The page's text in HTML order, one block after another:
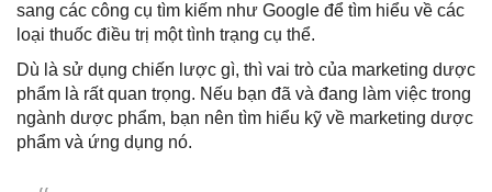
sang các công cụ tìm kiếm như Google để tìm hiểu về các
loại thuốc điều trị một tình trạng cụ thể.
Dù là sử dụng chiến lược gì, thì vai trò của marketing dược
phẩm là rất quan trọng. Nếu bạn đã và đang làm việc trong
ngành dược phẩm, bạn nên tìm hiểu kỹ về marketing dược
phẩm và ứng dụng nó.